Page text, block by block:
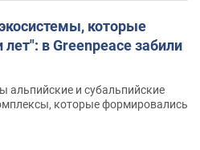
которые
в Greenpeace забили
альпийские и субальпийские
которые формировались